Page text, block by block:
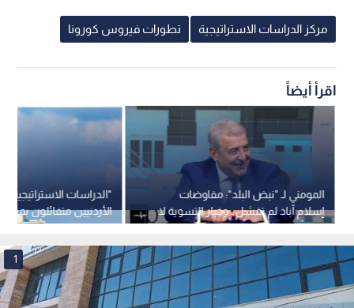
مركز الدراسات الاستراتيجية تطورات فيروس كورونا
اقرأ أيضاً
"الدراسات الاستراتيجية":
الأردنيين متفائلون
والبطالة تتصدر قائمة
المومني لـ "نبض البلد": مفاوضات
إسلام آباد لم تفشل.. وخيار التسوية لا
يزال أقرب من شبح الحرب
1